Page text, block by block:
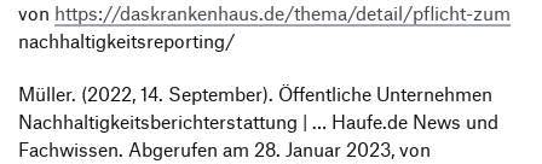
von https://daskrankenhaus.de/thema/detail/pflicht-zum
nachhaltigkeitsreporting/
Müller. (2022, 14. September). Öffentliche Unternehmen
Nachhaltigkeitsberichterstattung | … Haufe.de News und
Fachwissen. Abgerufen am 28. Januar 2023, von